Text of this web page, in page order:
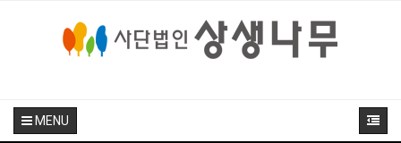
MENU